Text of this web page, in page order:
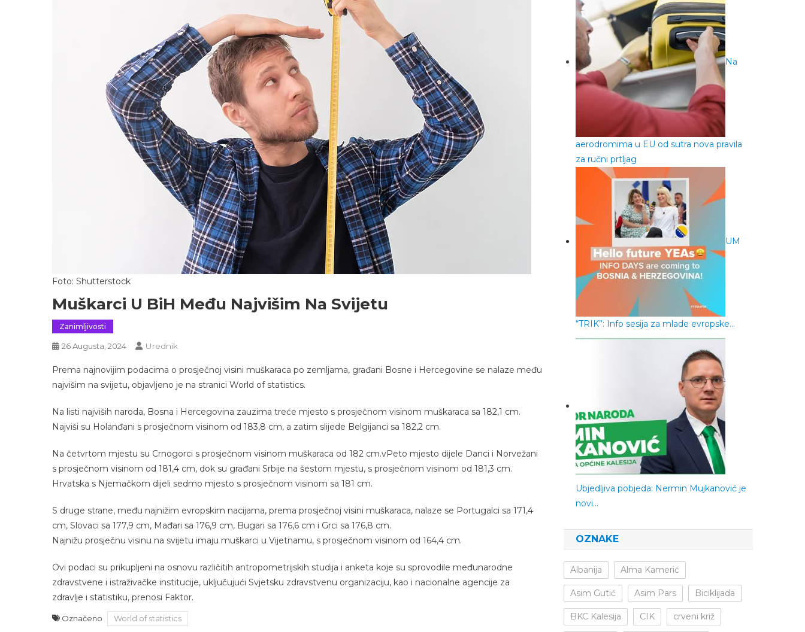
Foto: Shutterstock
Muškarci U BiH Među Najvišim Na Svijetu
Zanimljivosti
26 Augusta, 2024 Urednik
Prema najnovijim podacima o prosječnoj visini muškaraca po zemljama, građani Bosne i Hercegovine se nalaze među
najvišim na svijetu, objavljeno je na stranici World of statistics.
Na listi najviših naroda, Bosna i Hercegovina zauzima treće mjesto s prosječnom visinom muškaraca sa 182,1 cm.
Najviši su Holanđani s prosječnom visinom od 183,8 cm, a zatim slijede Belgijanci sa 182,2 cm.
Na četvrtom mjestu su Crnogorci s prosječnom visinom muškaraca od 182 cm.vPeto mjesto dijele Danci i Norvežani
s prosječnom visinom od 181,4 cm, dok su građani Srbije na šestom mjestu, s prosječnom visinom od 181,3 cm.
Hrvatska s Njemačkom dijeli sedmo mjesto s prosječnom visinom sa 181 cm.
S druge strane, među najnižim evropskim nacijama, prema prosječnoj visini muškaraca, nalaze se Portugalci sa 171,4
cm, Slovaci sa 177,9 cm, Mađari sa 176,9 cm, Bugari sa 176,6 cm i Grci sa 176,8 cm.
Najnižu prosječnu visinu na svijetu imaju muškarci u Vijetnamu, s prosječnom visinom od 164,4 cm.
Ovi podaci su prikupljeni na osnovu različitih antropometrijskih studija i anketa koje su sprovodile međunarodne
zdravstvene i istraživačke institucije, uključujući Svjetsku zdravstvenu organizaciju, kao i nacionalne agencije za
zdravlje i statistiku, prenosi Faktor.
Označeno World of statistics
Na
aerodromima u EU od sutra nova pravila
za ručni prtljag
UM
“TRIK”: Info sesija za mlade evropske…
Ubjedljiva pobjeda: Nermin Mujkanović je
novi…
OZNAKE
Albanija Alma Kamerić
Asim Gutić Asim Pars Biciklijada
BKC Kalesija CIK crveni križ